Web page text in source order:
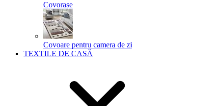
Covorașe
Covoare pentru camera de zi
TEXTILE DE CASĂ